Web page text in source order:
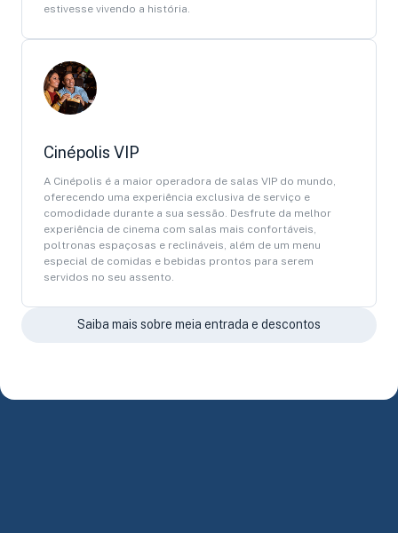
estivesse vivendo a história.
Cinépolis VIP
A Cinépolis é a maior operadora de salas VIP do mundo,
oferecendo uma experiência exclusiva de serviço e
comodidade durante a sua sessão. Desfrute da melhor
experiência de cinema com salas mais confortáveis,
poltronas espaçosas e reclináveis, além de um menu
especial de comidas e bebidas prontos para serem
servidos no seu assento.
Saiba mais sobre meia entrada e descontos